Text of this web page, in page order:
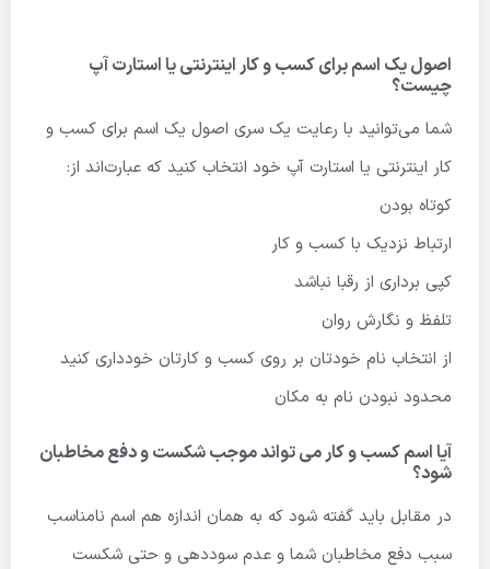
اصول یک اسم برای کسب و کار اینترنتی یا استارت آپ
چیست؟
شما می‌توانید با رعایت یک سری اصول یک اسم برای کسب و
کار اینترنتی یا استارت آپ خود انتخاب کنید که عبارت‌اند از:
کوتاه بودن
ارتباط نزدیک با کسب و کار
کپی برداری از رقبا نباشد
تلفظ و نگارش روان
از انتخاب نام خودتان بر روی کسب و کارتان خودداری کنید
محدود نبودن نام به مکان
آیا اسم کسب و کار می تواند موجب شکست و دفع مخاطبان
شود؟
در مقابل باید گفته شود که به همان اندازه هم اسم نامناسب
سبب دفع مخاطبان شما و عدم سوددهی و حتی شکست